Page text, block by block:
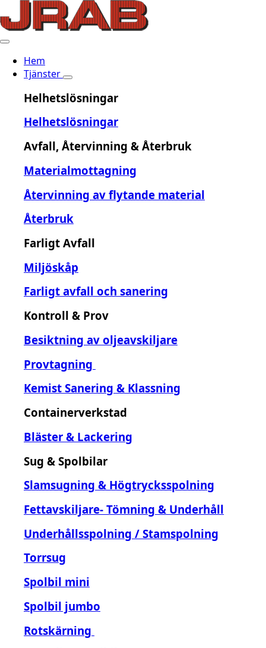
Hem
Tjänster
Helhetslösningar
Helhetslösningar
Avfall, Återvinning & Återbruk
Materialmottagning
Återvinning av flytande material
Återbruk
Farligt Avfall
Miljöskåp
Farligt avfall och sanering
Kontroll & Prov
Besiktning av oljeavskiljare
Provtagning
Kemist Sanering & Klassning
Containerverkstad
Bläster & Lackering
Sug & Spolbilar
Slamsugning & Högtrycksspolning
Fettavskiljare- Tömning & Underhåll
Underhållsspolning / Stamspolning
Torrsug
Spolbil mini
Spolbil jumbo
Rotskärning